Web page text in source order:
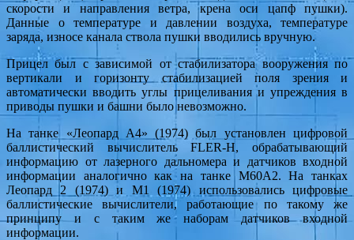
скорости и направления ветра, крена оси цапф пушки).
Данные о температуре и давлении воздуха, температуре
заряда, износе канала ствола пушки вводились вручную.
Прицел был с зависимой от стабилизатора вооружения по
вертикали и горизонту стабилизацией поля зрения и
автоматически вводить углы прицеливания и упреждения в
приводы пушки и башни было невозможно.
На танке «Леопард А4» (1974) был установлен цифровой
баллистический вычислитель FLER-H, обрабатывающий
информацию от лазерного дальномера и датчиков входной
информации аналогично как на танке М60А2. На танках
Леопард 2 (1974) и М1 (1974) использовались цифровые
баллистические вычислители, работающие по такому же
принципу и с таким же наборам датчиков входной
информации.